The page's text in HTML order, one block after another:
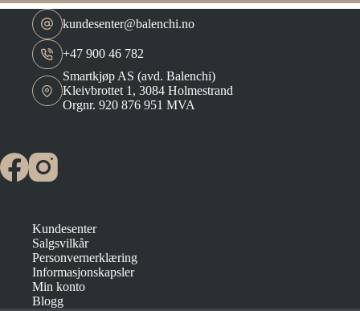
kundesenter@balenchi.no
+47 900 46 782
Smartkjøp AS (avd. Balenchi)
Kleivbrottet 1, 3084 Holmestrand
Orgnr. 920 876 951 MVA
Kundesenter
Salgsvilkår
Personvernerklæring
Informasjonskapsler
Min konto
Blogg